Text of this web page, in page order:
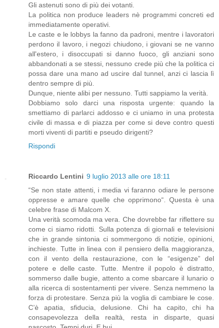
Gli astenuti sono di più dei votanti.
La politica non produce leaders nè programmi concreti ed
immediatamente operativi.
Le caste e le lobbys la fanno da padroni, mentre i lavoratori
perdono il lavoro, i negozi chiudono, i giovani se ne vanno
all'estero, i disoccupati si danno fuoco, gli anziani sono
abbandonati a se stessi, nessuno crede più che la politica ci
possa dare una mano ad uscire dal tunnel, anzi ci lascia lì
dentro sempre di più.
Dunque, niente alibi per nessuno. Tutti sappiamo la verità.
Dobbiamo solo darci una risposta urgente: quando la
smettiamo di parlarci addosso e ci uniamo in una protesta
civile di massa e di piazza per come si deve contro questi
morti viventi di partiti e pseudo dirigenti?
Rispondi
Riccardo Lentini 9 luglio 2013 alle ore 18:11
“Se non state attenti, i media vi faranno odiare le persone
oppresse e amare quelle che opprimono“. Questa è una
celebre frase di Malcom X.
Una verità scomoda ma vera. Che dovrebbe far riflettere su
come ci siamo ridotti. Sulla potenza di giornali e televisioni
che in grande sintonia ci sommergono di notizie, opinioni,
inchieste. Tutte in linea con il pensiero della maggioranza,
con il vento della restaurazione, con le “esigenze” del
potere e delle caste. Tutte. Mentre il popolo è distratto,
sommerso dalle bugie, attento a come sbarcare il lunario o
alla ricerca di sostentamenti per vivere. Senza nemmeno la
forza di protestare. Senza più la voglia di cambiare le cose.
C’è apatia, sfiducia, delusione. Chi ha capito, chi ha
consapevolezza della realtà, resta in disparte, quasi